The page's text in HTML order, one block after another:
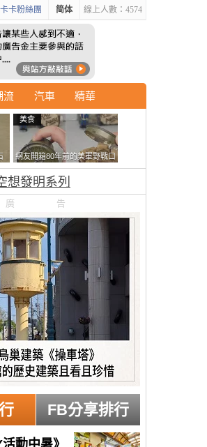
線上人數：4574
简体
卡卡粉絲團
流 汽車 精華
美食
網友開箱80年前的美軍野戰口
糧 罐頭本身保存良好，但裡
面的味道...
想發明系列
廣告
FB分享排行